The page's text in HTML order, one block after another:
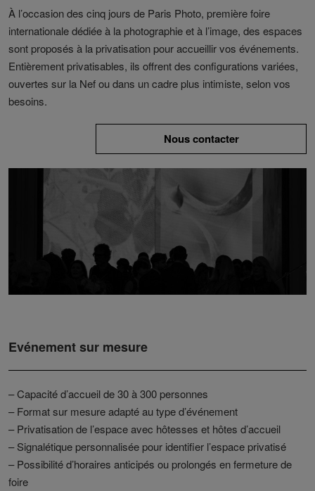
À l’occasion des cinq jours de Paris Photo, première foire
internationale dédiée à la photographie et à l’image, des espaces
sont proposés à la privatisation pour accueillir vos événements.
Entièrement privatisables, ils offrent des configurations variées,
ouvertes sur la Nef ou dans un cadre plus intimiste, selon vos
besoins.
Nous contacter
Evénement sur mesure
– Capacité d’accueil de 30 à 300 personnes
– Format sur mesure adapté au type d’événement
– Privatisation de l’espace avec hôtesses et hôtes d’accueil
– Signalétique personnalisée pour identifier l’espace privatisé
– Possibilité d’horaires anticipés ou prolongés en fermeture de
foire